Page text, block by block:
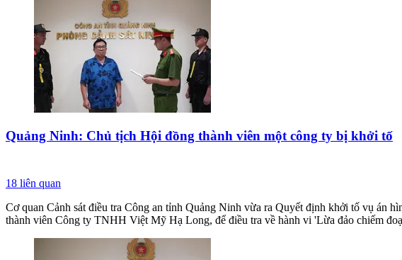
Quảng Ninh: Chủ tịch Hội đồng thành viên một công ty bị khởi tố
18 liên quan
Cơ quan Cảnh sát điều tra Công an tỉnh Quảng Ninh vừa ra Quyết định khởi tố vụ
thành viên Công ty TNHH Việt Mỹ Hạ Long, để điều tra về hành vi 'Lừa đảo chiếm